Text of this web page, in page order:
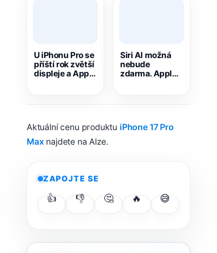
U iPhonu Pro se
příští rok zvětší
displeje a Apple
Siri AI možná
nebude
zdarma. Apple
Aktuální cenu produktu iPhone 17 Pro
Max najdete na Alze.
ZAPOJTE SE
👍 👎 🤔 🔥 😅